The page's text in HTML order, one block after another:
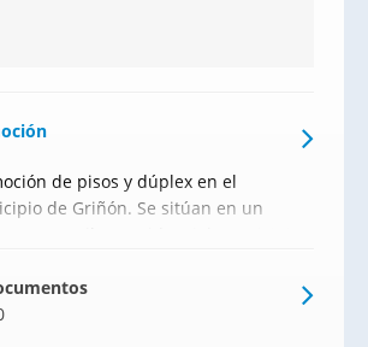
de pisos y dúplex en el
de Griñón. Se sitúan en un
a solo 30 minutos de Madrid.